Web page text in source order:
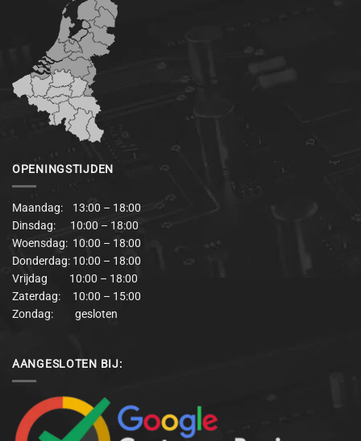
OPENINGSTIJDEN
Maandag: 13:00 – 18:00
Dinsdag: 10:00 – 18:00
Woensdag: 10:00 – 18:00
Donderdag: 10:00 – 18:00
Vrijdag 10:00 – 18:00
Zaterdag: 10:00 – 15:00
Zondag: gesloten
AANGESLOTEN BIJ: